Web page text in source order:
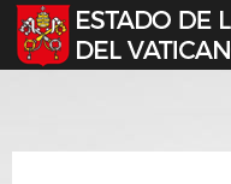
Seleccione su idioma